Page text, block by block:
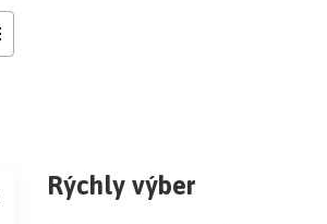
Rýchly výber